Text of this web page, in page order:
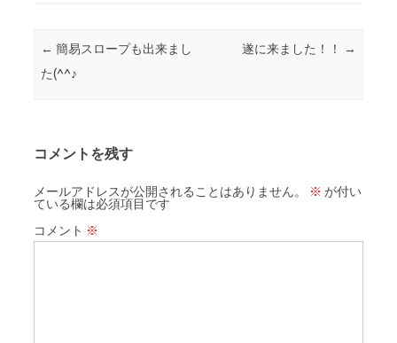
投稿ナビゲーション
← 簡易スロープも出来まし
た(^^♪
遂に来ました！！ →
コメントを残す
メールアドレスが公開されることはありません。 ※ が付い
ている欄は必須項目です
コメント ※